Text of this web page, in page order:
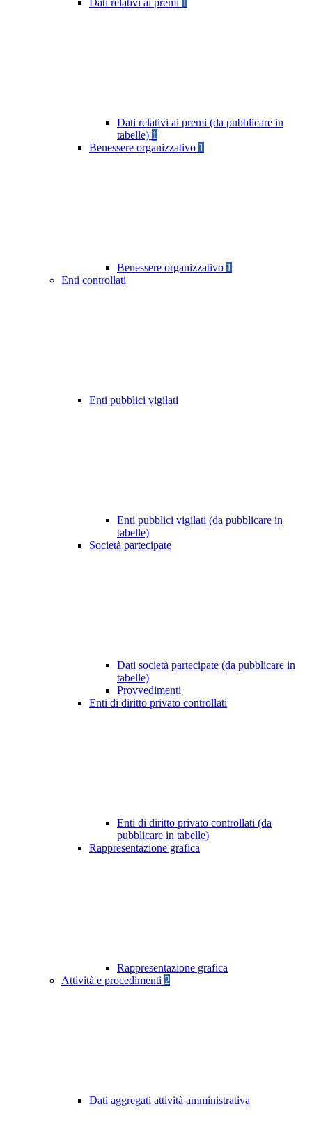
Dati relativi ai premi
Dati relativi ai premi (da pubblicare in
tabelle) 1
Benessere organizzativo 1
Benessere organizzativo 1
Enti controllati
Enti pubblici vigilati
Enti pubblici vigilati (da pubblicare in
tabelle)
Società partecipate
Dati società partecipate (da pubblicare in
tabelle)
Provvedimenti
Enti di diritto privato controllati
Enti di diritto privato controllati (da
pubblicare in tabelle)
Rappresentazione grafica
Rappresentazione grafica
Attività e procedimenti 2
Dati aggregati attività amministrativa